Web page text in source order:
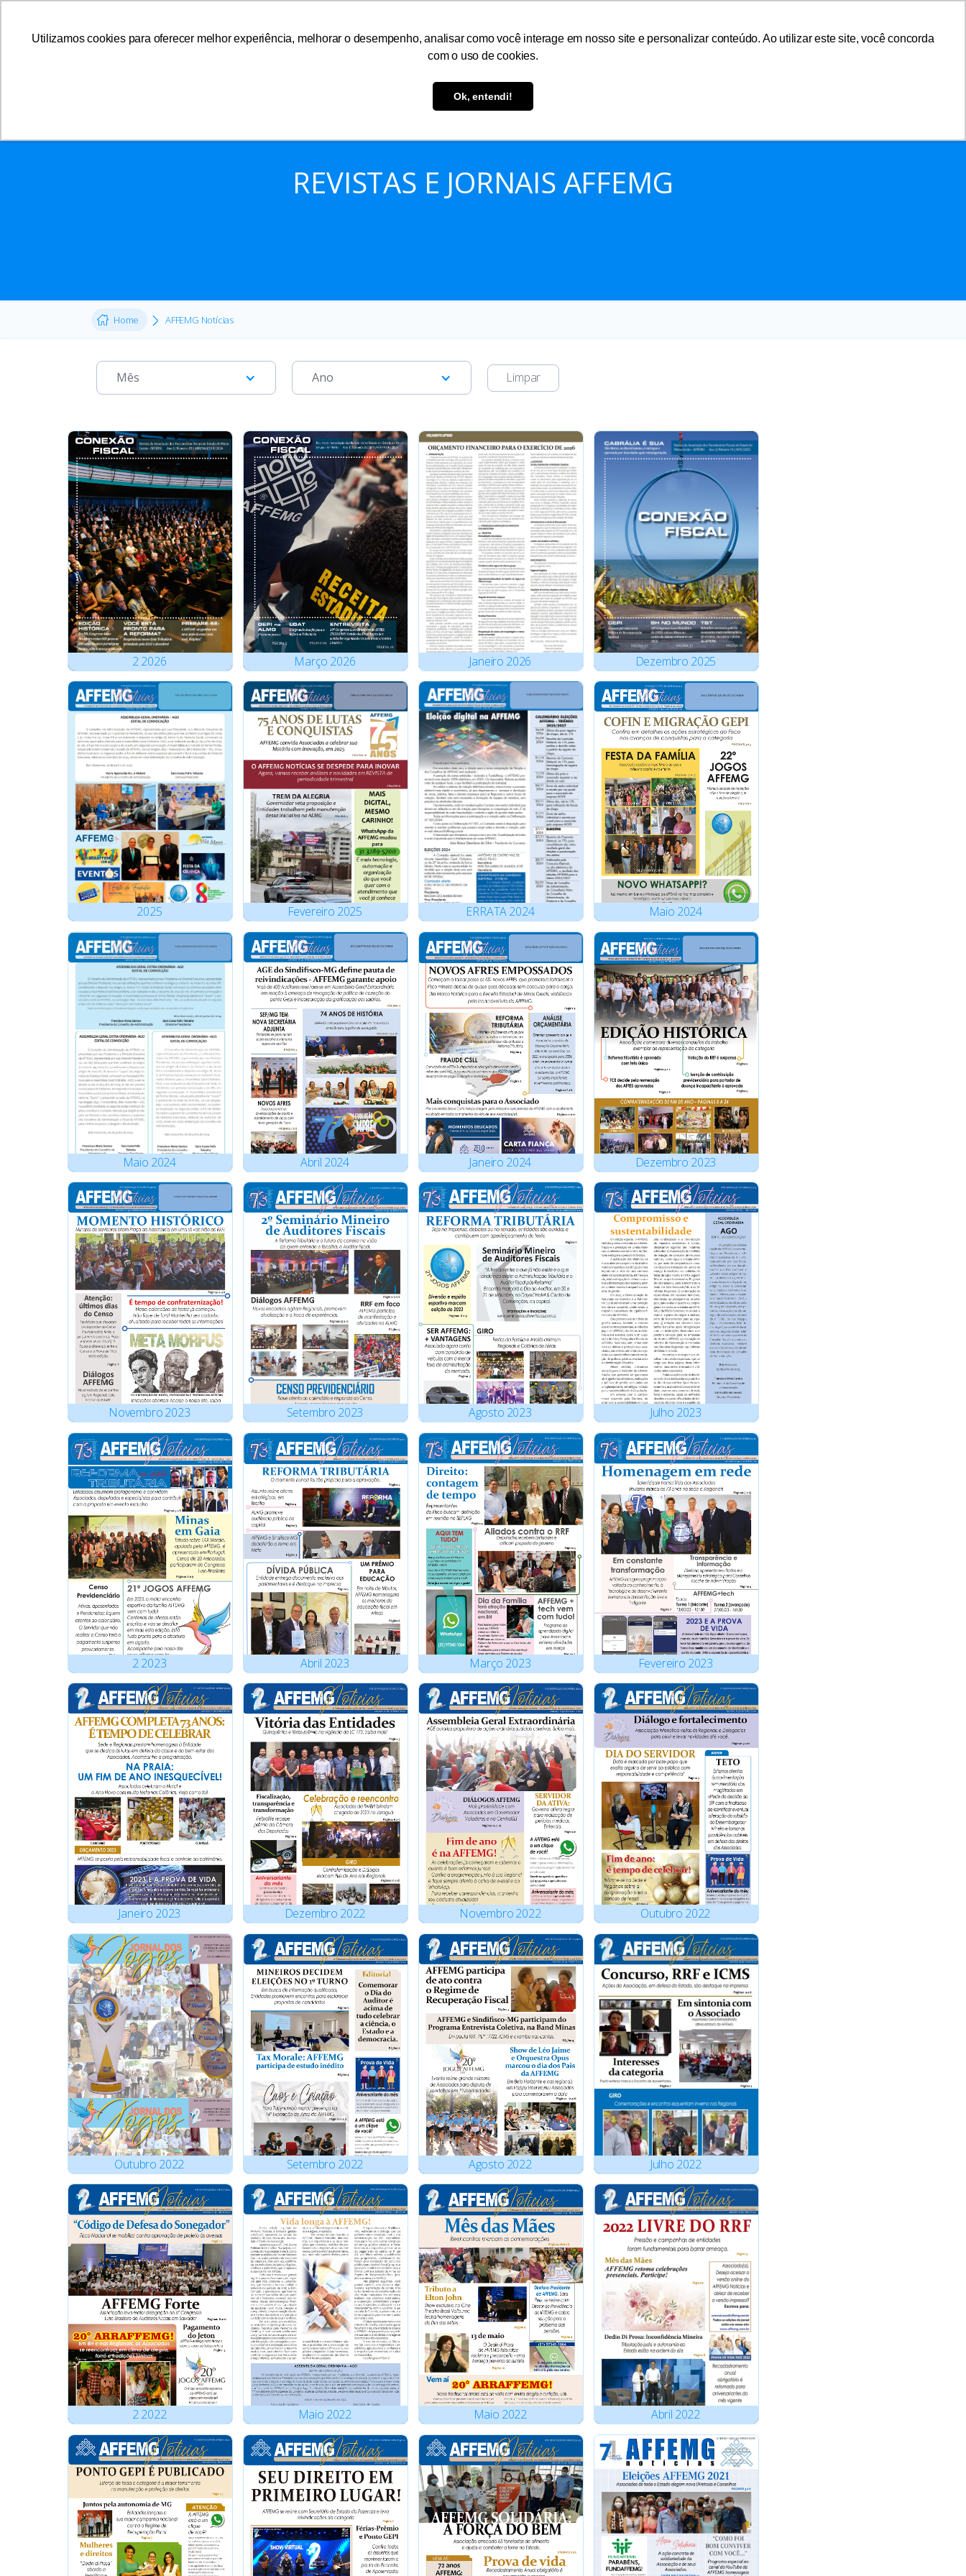
Utilizamos cookies para oferecer melhor experiência, melhorar o desempenho, analisar como você interage em nosso site e personalizar conteúdo. Ao utilizar este site, você concorda
com o uso de cookies.
Ok, entendi!
Informações
REVISTAS E JORNAIS AFFEMG
Home AFFEMG Notícias
Mês Ano Limpar
22026 Março 2026 Janeiro 2026 Dezembro 2025
2025 Fevereiro 2025 ERRATA2024 Maio 2024
Maio 2024 Abril 2024 Janeiro 2024 Dezembro 2023
Novembro2023 Setembro 2023 Agosto 2023 Julho 2023
22023 Abril 2023 Março 2023 Fevereiro 2023
Janeiro 2023 Dezembro 2022 Novembro2022 Outubro 2022
Outubro 2022 Setembro 2022 Agosto 2022 Julho 2022
22022 Maio 2022 Maio 2022 Abril 2022